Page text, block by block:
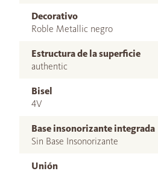
Decorativo
Roble Metallic negro
Estructura de la superficie
authentic
Bisel
4V
Base insonorizante integrada
Sin Base Insonorizante
Unión